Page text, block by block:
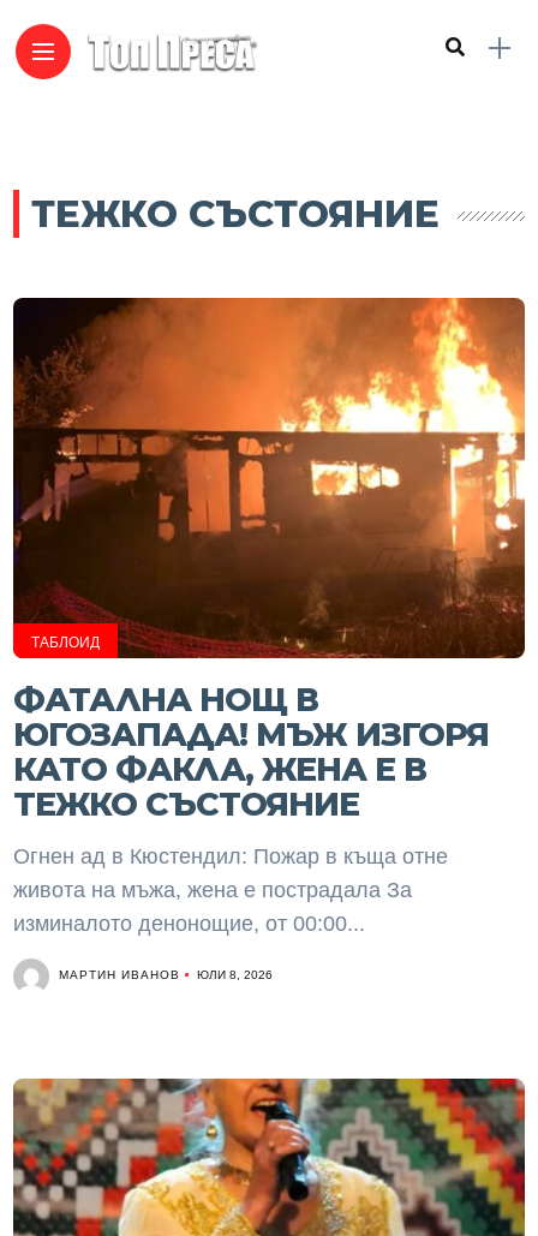
ТЕЖКО СЪСТОЯНИЕ
ТАБЛОИД
ФАТАЛНА НОЩ В
ЮГОЗАПАДА! МЪЖ ИЗГОРЯ
КАТО ФАКЛА, ЖЕНА Е В
ТЕЖКО СЪСТОЯНИЕ
Огнен ад в Кюстендил: Пожар в къща отне
живота на мъжа, жена е пострадала За
изминалото денонощие, от 00:00...
МАРТИН ИВАНОВ ЮЛИ 8, 2026